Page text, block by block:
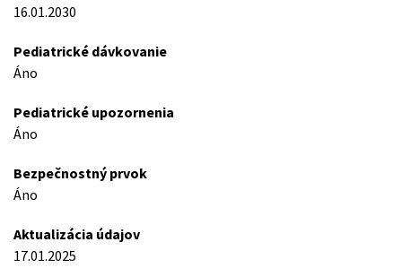
16.01.2030
Pediatrické dávkovanie
Áno
Pediatrické upozornenia
Áno
Bezpečnostný prvok
Áno
Aktualizácia údajov
17.01.2025